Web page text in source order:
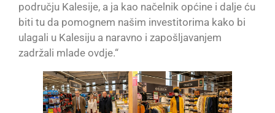
području Kalesije, a ja kao načelnik općine i dalje ću
biti tu da pomognem našim investitorima kako bi
ulagali u Kalesiju a naravno i zapošljavanjem
zadržali mlade ovdje.“